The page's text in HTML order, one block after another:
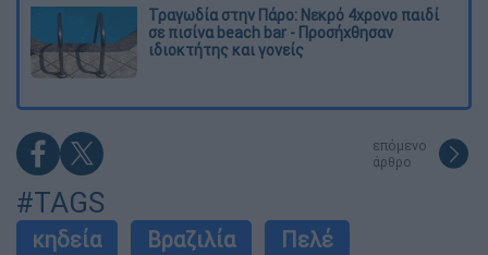
Τραγωδία στην Πάρο: Νεκρό 4χρονο παιδί
σε πισίνα beach bar - Προσήχθησαν
ιδιοκτήτης και γονείς
επόμενο
άρθρο
#TAGS
κηδεία Βραζιλία
Πελέ